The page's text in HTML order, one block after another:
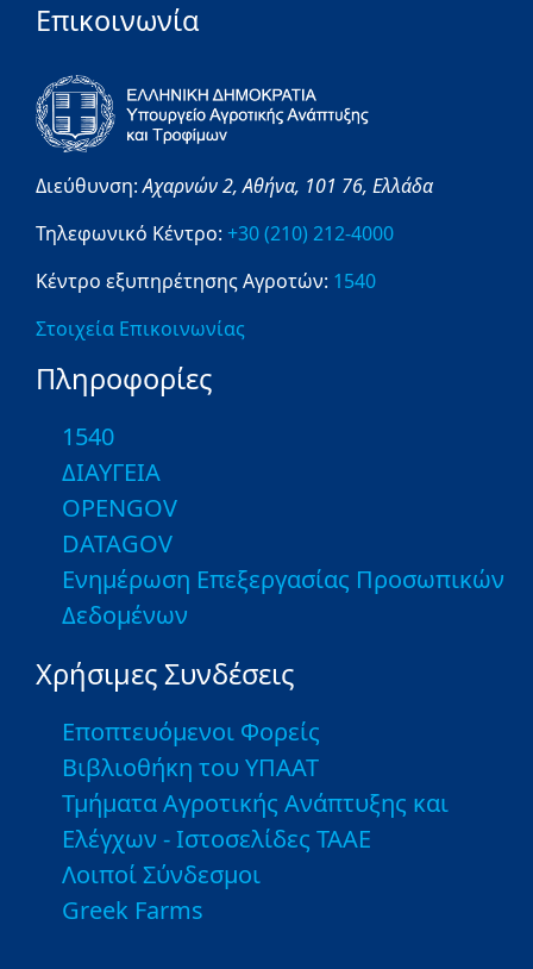
Επικοινωνία
Διεύθυνση:Αχαρνών 2,Αθήνα, 101 76, Ελλάδα
Τηλεφωνικό Κέντρο: +30 (210) 212-4000
Κέντρο εξυπηρέτησης Αγροτών: 1540
Στοιχεία Επικοινωνίας
Πληροφορίες
1540
ΔΙΑΥΓΕΙΑ
OPENGOV
DATAGOV
Ενημέρωση Επεξεργασίας Προσωπικών
Δεδομένων
Χρήσιμες Συνδέσεις
Εποπτευόμενοι Φορείς
Βιβλιοθήκη του ΥΠΑΑΤ
Τμήματα Αγροτικής Ανάπτυξης και
Ελέγχων - Ιστοσελίδες ΤΑΑΕ
Λοιποί Σύνδεσμοι
Greek Farms